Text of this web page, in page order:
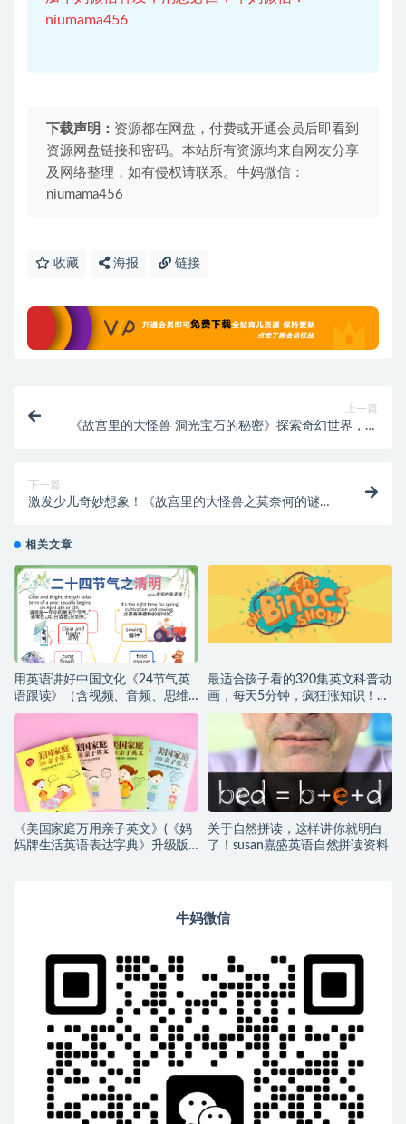
niumama456
下载声明： 资源都在网盘，付费或开通会员后即看到
资源网盘链接和密码。本站所有资源均来自网友分享
及网络整理，如有侵权请联系。牛妈微信：
niumama456
收藏 海报 链接
上一篇
《故宫里的大怪兽 洞光宝石的秘密》探索奇幻世界，守
下一篇
激发少儿奇妙想象！《故宫里的大怪兽之莫奈何的谜
相关文章
用英语讲好中国文化《24节气英
语跟读》（含视频、音频、思维
导图）高清（百度网盘）
最适合孩子看的320集英文科普动
画，每天5分钟，疯狂涨知识！
（百度网盘）
《美国家庭万用亲子英文》(《妈
妈牌生活英语表达字典》升级版)
关于自然拼读，这样讲你就明白
了！susan嘉盛英语自然拼读资料
牛妈微信